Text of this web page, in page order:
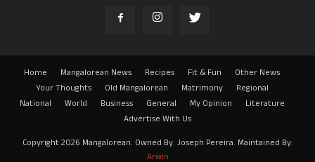
Home Mangalorean News Recipes Fit & Fun
Other News
Your Thoughts
Old Mangalorean Matrimony
Regional
National
World Business General My Opinion
Literature
Advertise With Us
Copyright 2026 Mangalorean. Owned By: Joseph Pereira. Maintained By:
Arwin